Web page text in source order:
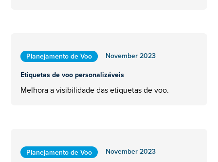
Planejamento de Voo
November 2023
Etiquetas de voo personalizáveis
Melhora a visibilidade das etiquetas de voo.
Planejamento de Voo
November 2023